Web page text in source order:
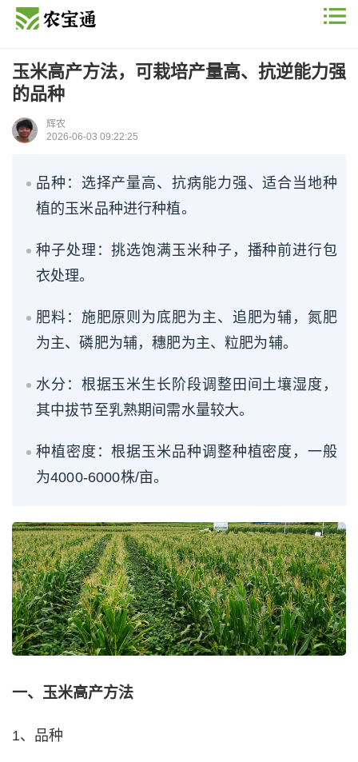
玉米高产方法，可栽培产量高、抗逆能力强
的品种
辉农
2026-06-03 09:22:25
品种：选择产量高、抗病能力强、适合当地种
植的玉米品种进行种植。
种子处理：挑选饱满玉米种子，播种前进行包
衣处理。
肥料：施肥原则为底肥为主、追肥为辅，氮肥
为主、磷肥为辅，穗肥为主、粒肥为辅。
水分：根据玉米生长阶段调整田间土壤湿度，
其中拔节至乳熟期间需水量较大。
种植密度：根据玉米品种调整种植密度，一般
为4000-6000株/亩。
一、玉米高产方法
1、品种